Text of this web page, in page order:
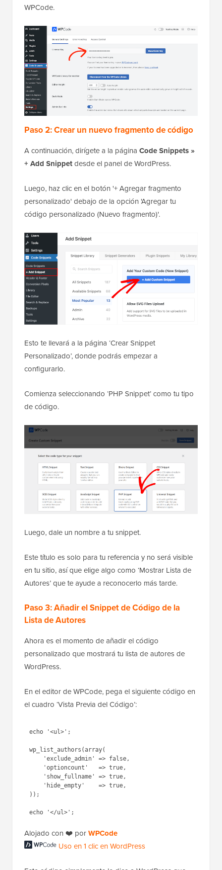
WPCode.
Paso 2: Crear un nuevo fragmento de código
A continuación, dirígete a la página Code Snippets »
+ Add Snippetdesde el panel de WordPress.
Luego, haz clic en el botón '+ Agregar fragmento
personalizado' debajo de la opción 'Agregar tu
código personalizado (Nuevo fragmento)'.
Esto te llevará a la página ‘Crear Snippet
Personalizado’, donde podrás empezar a
configurarlo.
Comienza seleccionando ‘PHP Snippet’ como tu tipo
de código.
Luego, dale un nombre a tu snippet.
Este título es solo para tu referencia y no será visible
en tu sitio, así que elige algo como ‘Mostrar Lista de
Autores’ que te ayude a reconocerlo más tarde.
Paso 3: Añadir el Snippet de Código de la
Lista de Autores
Ahora es el momento de añadir el código
personalizado que mostrará tu lista de autores de
WordPress.
En el editor de WPCode, pega el siguiente código en
el cuadro ‘Vista Previa del Código’:
echo '<ul>';
wp_list_authors(array(
));
Alojado con ❤️ porWPCode
Uso en 1 clic en WordPress